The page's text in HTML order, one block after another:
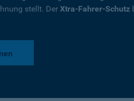
stellt. Der Xtra-Fahrer-Schutz